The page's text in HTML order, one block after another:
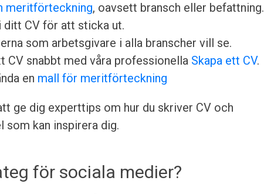
meritförteckning, oavsett bransch eller befattning.
ditt CV för att sticka ut.
som arbetsgivare i alla branscher vill se.
CV snabbt med våra professionella Skapa ett CV.
en mall för meritförteckning
ge dig experttips om hur du skriver CV och
som kan inspirera dig.
för sociala medier?